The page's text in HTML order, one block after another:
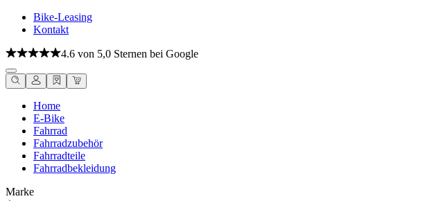
Bike-Leasing
Kontakt
4.6 von 5,0 Sternen bei Google
Home
E-Bike
Fahrrad
Fahrradzubehör
Fahrradteile
Fahrradbekleidung
Marke